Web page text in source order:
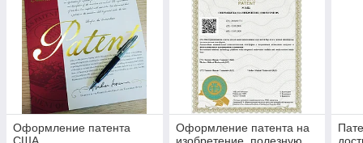
Оформление патента
Оформление патента на